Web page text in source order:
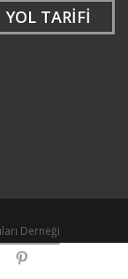
YOL TARİFİ
Derneği